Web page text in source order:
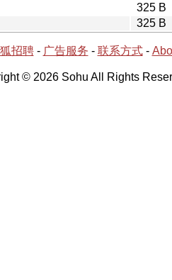
325 B
325 B
招聘- 广告服务 - 联系方式-
© 2026 Sohu All Rights